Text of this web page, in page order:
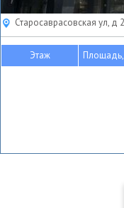
Старосаврасовская ул, д
Этаж